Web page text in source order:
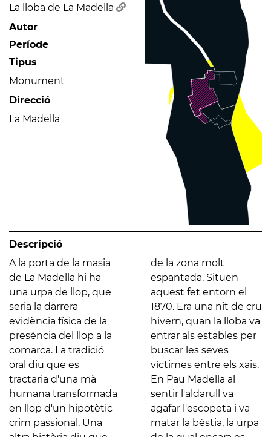
La lloba de La Madella
Autor
Període
Tipus
Monument
Direcció
La Madella
Descripció
A la porta de la masia
de La Madella hi ha
una urpa de llop, que
seria la darrera
evidència física de la
presència del llop a la
comarca. La tradició
oral diu que es
tractaria d'una mà
humana transformada
en llop d'un hipotètic
crim passional. Una
de la zona molt
espantada. Situen
aquest fet entorn el
1870. Era una nit de cru
hivern, quan la lloba va
entrar als estables per
buscar les seves
víctimes entre els xais.
En Pau Madella al
sentir l'aldarull va
agafar l'escopeta i va
matar la bèstia, la urpa